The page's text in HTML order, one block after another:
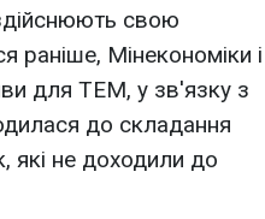
свою
раніше, Мінекономіки і
для ТЕМ, у зв'язку з
до складання
які не доходили до